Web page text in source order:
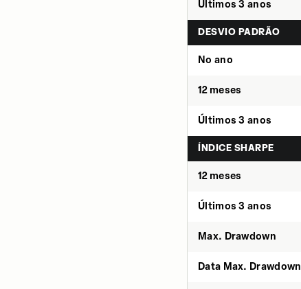
Últimos 3 anos
DESVIO PADRÃO
No ano
12 meses
Últimos 3 anos
ÍNDICE SHARPE
12 meses
Últimos 3 anos
Max. Drawdown
Data Max. Drawdown